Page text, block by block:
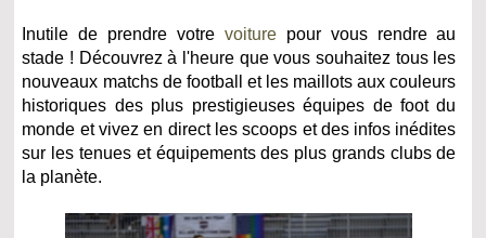
Inutile de prendre votre voiturepour vous rendre au
stade ! Découvrez à l'heure que vous souhaitez tous les
nouveaux matchs de football et les maillots aux couleurs
historiques des plus prestigieuses équipes de foot du
monde et vivez en direct les scoops et des infos inédites
sur les tenues et équipements des plus grands clubs de
la planète.